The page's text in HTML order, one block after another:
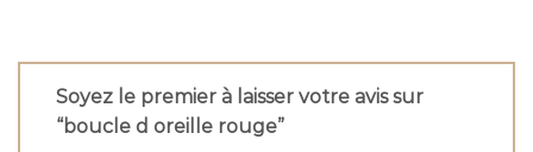
Soyez le premier à laisser votre avis sur
“boucle d oreille rouge”